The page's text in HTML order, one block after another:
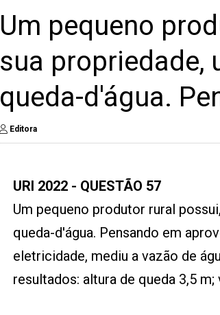
Um pequeno
sua propriedade,
queda-d'água.
Editora
URI 2022 - QUESTÃO 57
Um pequeno produtor rural
queda-d'água. Pensando em
eletricidade, mediu a vazão de
resultados: altura de queda 3,5